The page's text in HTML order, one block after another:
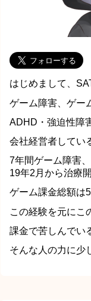
はじめまして、
ゲーム障害、ゲー
ADHD・強迫性障
会社経営者してい
7年間ゲーム障害
19年2月から治療開
ゲーム課金総額は
この経験を元にこ
課金で苦しんでい
そんな人の力に少